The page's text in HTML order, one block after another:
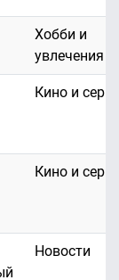
Хобби и
увлечения
Кино и
Кино и
Новости